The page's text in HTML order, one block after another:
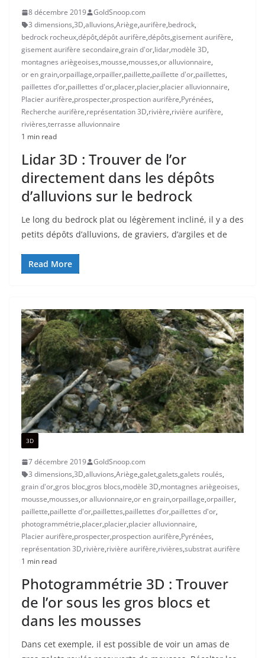
8 décembre 2019
GoldSnoop.com
3 dimensions,3D,alluvions,Ariège,aurifère,bedrock,
bedrock rocheux,dépôt,dépôt aurifère,dépôts,gisement aurifère,
gisement aurifère secondaire,grain d'or,lidar,modèle 3D,
montagnes ariègeoises,mousse,mousses,or alluvionnaire,
or en grain,orpaillage,orpailler,paillette,paillette d'or,paillettes,
paillettes d’or,paillettes d'or,placer,placier,placier alluvionnaire,
Placier aurifère,prospecter,prospection aurifère,Pyrénées,
Recherche aurifère,représentation 3D,rivière,rivière aurifère,
rivières,terrasse alluvionnaire
1 min read
Lidar 3D : Trouver de l’or
directement dans les dépôts
d’alluvions sur le bedrock
Le long du bedrock plat ou légèrement incliné, il y a des
petits dépôts d’alluvions, de graviers, d’argiles et de
Read More
3D
7 décembre 2019
GoldSnoop.com
3 dimensions,3D,alluvions,Ariège,galet,galets,galets roulés,
grain d'or,gros bloc,gros blocs,modèle 3D,montagnes ariègeoises,
mousse,mousses,or alluvionnaire,or en grain,orpaillage,orpailler,
paillette,paillette d'or,paillettes,paillettes d’or,paillettes d'or,
photogrammétrie,placer,placier,placier alluvionnaire,
Placier aurifère,prospecter,prospection aurifère,Pyrénées,
représentation 3D,rivière,rivière aurifère,rivières,substrat aurifère
1 min read
Photogrammétrie 3D : Trouver
de l’or sous les gros blocs et
dans les mousses
Dans cet exemple, il est possible de voir un amas de